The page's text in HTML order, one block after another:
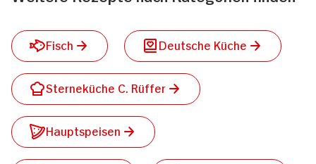
Fisch Deutsche Küche
Sterneküche C. Rüffer
Hauptspeisen